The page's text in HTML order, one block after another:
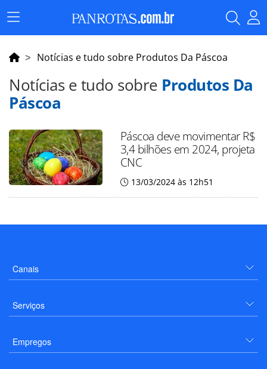
Menu
Principal
Notícias e tudo sobre Produtos Da Páscoa
Notícias e tudo sobre Produtos Da
Páscoa
Páscoa deve movimentar R$
3,4 bilhões em 2024, projeta
CNC
13/03/2024 às 12h51
Canais
Serviços
Empregos